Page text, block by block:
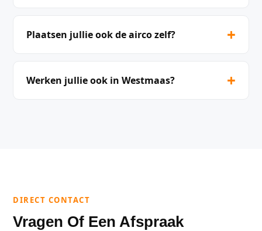
Plaatsen jullie ook de airco zelf? +
Werken jullie ook in Westmaas? +
DIRECT CONTACT
Vragen Of Een Afspraak